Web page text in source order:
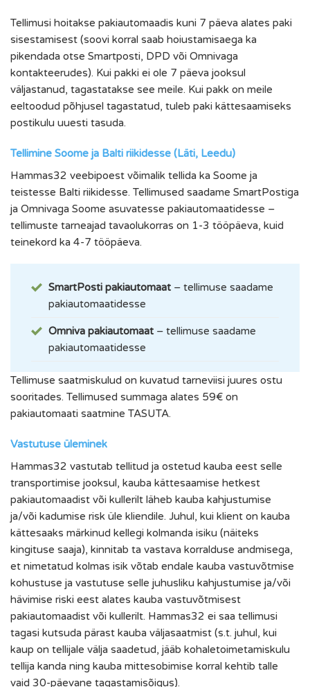
Tellimusi hoitakse pakiautomaadis kuni 7 päeva alates paki
sisestamisest (soovi korral saab hoiustamisaega ka
pikendada otse Smartposti, DPD või Omnivaga
kontakteerudes). Kui pakki ei ole 7 päeva jooksul
väljastanud, tagastatakse see meile. Kui pakk on meile
eeltoodud põhjusel tagastatud, tuleb paki kättesaamiseks
postikulu uuesti tasuda.
Tellimine Soome ja Balti riikidesse (Läti, Leedu)
Hammas32 veebipoest võimalik tellida ka Soome ja
teistesse Balti riikidesse. Tellimused saadame SmartPostiga
ja Omnivaga Soome asuvatesse pakiautomaatidesse –
tellimuste tarneajad tavaolukorras on 1-3 tööpäeva, kuid
teinekord ka 4-7 tööpäeva.
SmartPosti pakiautomaat – tellimuse saadame
pakiautomaatidesse
Omniva pakiautomaat – tellimuse saadame
pakiautomaatidesse
Tellimuse saatmiskulud on kuvatud tarneviisi juures ostu
sooritades. Tellimused summaga alates 59€ on
pakiautomaati saatmine TASUTA.
Vastutuse üleminek
Hammas32 vastutab tellitud ja ostetud kauba eest selle
transportimise jooksul, kauba kättesaamise hetkest
pakiautomaadist või kullerilt läheb kauba kahjustumise
ja/või kadumise risk üle kliendile. Juhul, kui klient on kauba
kättesaaks märkinud kellegi kolmanda isiku (näiteks
kingituse saaja), kinnitab ta vastava korralduse andmisega,
et nimetatud kolmas isik võtab endale kauba vastuvõtmise
kohustuse ja vastutuse selle juhusliku kahjustumise ja/või
hävimise riski eest alates kauba vastuvõtmisest
pakiautomaadist või kullerilt. Hammas32 ei saa tellimusi
tagasi kutsuda pärast kauba väljasaatmist (s.t. juhul, kui
kaup on tellijale välja saadetud, jääb kohaletoimetamiskulu
tellija kanda ning kauba mittesobimise korral kehtib talle
vaid 30-päevane tagastamisõigus).